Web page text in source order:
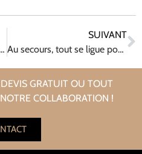
bien une part !
SUIVANT
Au secours, tout se ligue pour m’empêcher de bosser !
GRATUIT OU TOUT
COLLABORATION !